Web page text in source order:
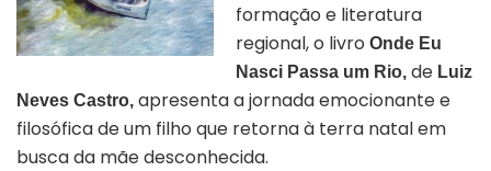
formação e literatura
regional, o livro Onde Eu
Nasci Passa um Rio, de Luiz
Neves Castro, apresenta a jornada emocionante e
filosófica de um filho que retorna à terra natal em
busca da mãe desconhecida.